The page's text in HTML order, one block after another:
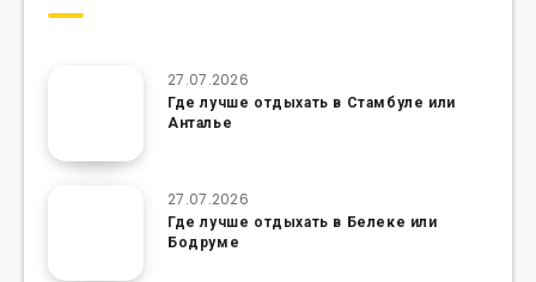
27.07.2026
Где лучше отдыхать в Стамбуле или
Анталье
27.07.2026
Где лучше отдыхать в Белеке или
Бодруме